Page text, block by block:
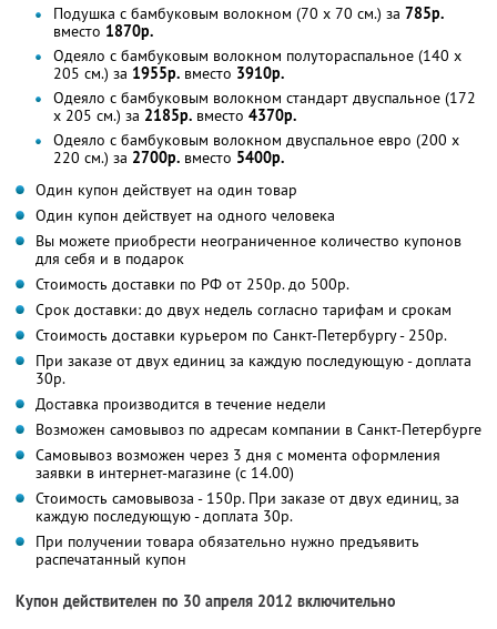
Подушка с бамбуковым волокном (70 х 70 см.) за 785р.
вместо 1870р.
Одеяло с бамбуковым волокном полутораспальное (140 х
205 см.) за 1955р. вместо 3910р.
Одеяло с бамбуковым волокном стандарт двуспальное (172
х 205 см.) за 2185р. вместо 4370р.
Одеяло с бамбуковым волокном двуспальное евро (200 х
220 см.) за 2700р. вместо 5400р.
Один купон действует на один товар
Один купон действует на одного человека
Вы можете приобрести неограниченное количество купонов
для себя и в подарок
Стоимость доставки по РФ от 250р. до 500р.
Срок доставки: до двух недель согласно тарифам и срокам
Стоимость доставки курьером по Санкт-Петербургу - 250р.
При заказе от двух единиц за каждую последующую - доплата
30р.
Доставка производится в течение недели
Возможен самовывоз по адресам компании в Санкт-Петербурге
Самовывоз возможен через 3 дня с момента оформления
заявки в интернет-магазине (с 14.00)
Стоимость самовывоза - 150р. При заказе от двух единиц, за
каждую последующую - доплата 30р.
При получении товара обязательно нужно предъявить
распечатанный купон
Купон действителен по 30 апреля 2012 включительно